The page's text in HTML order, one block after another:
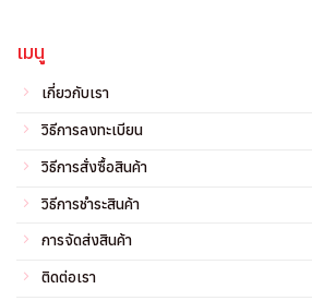
เมนู
เกี่ยวกับเรา
วิธีการลงทะเบียน
วิธีการสั่งซื้อสินค้า
วิธีการชำระสินค้า
การจัดส่งสินค้า
ติดต่อเรา